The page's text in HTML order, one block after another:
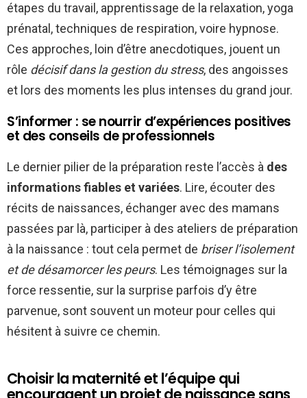
étapes du travail, apprentissage de la relaxation, yoga
prénatal, techniques de respiration, voire hypnose.
Ces approches, loin d’être anecdotiques, jouent un
rôle décisif dans la gestion du stress, des angoisses
et lors des moments les plus intenses du grand jour.
S’informer : se nourrir d’expériences positives
et des conseils de professionnels
Le dernier pilier de la préparation reste l’accès à des
informations fiables et variées. Lire, écouter des
récits de naissances, échanger avec des mamans
passées par là, participer à des ateliers de préparation
à la naissance : tout cela permet de briser l’isolement
et de désamorcer les peurs. Les témoignages sur la
force ressentie, sur la surprise parfois d’y être
parvenue, sont souvent un moteur pour celles qui
hésitent à suivre ce chemin.
Choisir la maternité et l’équipe qui